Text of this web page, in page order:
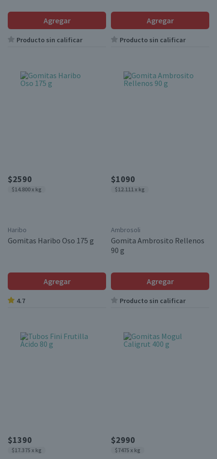
Agregar
Producto sin calificar
Agregar
Producto sin calificar
$2590
$14.800 x kg
Haribo
Gomitas Haribo Oso 175 g
Agregar
4.7
$1090
$12.111 x kg
Ambrosoli
Gomita Ambrosito Rellenos
90 g
Agregar
Producto sin calificar
$1390
$17.375 x kg
$2990
$7475 x kg